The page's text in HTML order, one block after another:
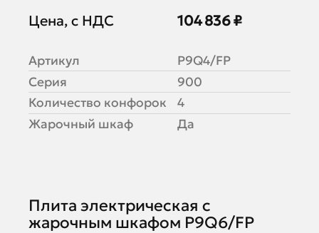
Цена, с НДС 104 836 ₽
Артикул
P9Q4/FP
Серия
900
Количество конфорок
4
Жарочный шкаф
Да
Плита электрическая с
жарочным шкафом P9Q6/FP